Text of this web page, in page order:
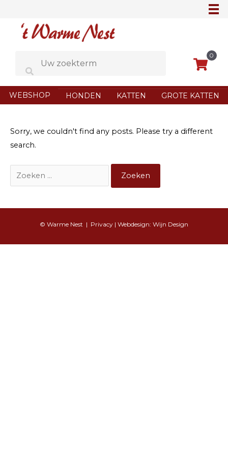
0
WEBSHOP HONDEN KATTEN GROTE KATTEN
Sorry, we couldn't find any posts. Please try a different
search.
naar:
© Warme Nest | Privacy | Webdesign: Wijn Design